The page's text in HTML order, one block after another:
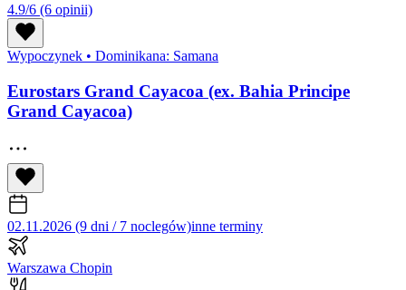
4.9/6 (6 opinii)
Wypoczynek • Dominikana: Samana
Eurostars Grand Cayacoa (ex. Bahia Principe
Grand Cayacoa)
02.11.2026 (9 dni / 7 noclegów)inne terminy
Warszawa Chopin